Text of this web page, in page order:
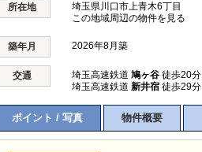
所在地 埼玉県川口市上青木6丁目
この地域周辺の物件を見る
築年月 2026年8月築
交通 埼玉高速鉄道 鳩ヶ谷 徒歩20分
埼玉高速鉄道 新井宿 徒歩29分
ポイント / 写真 物件概要